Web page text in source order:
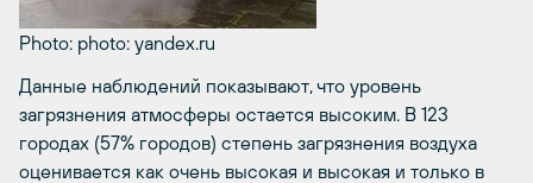
Photo: photo: yandex.ru
Данные наблюдений показывают, что уровень
загрязнения атмосферы остается высоким. В 123
городах (57% городов) степень загрязнения воздуха
оценивается как очень высокая и высокая и только в